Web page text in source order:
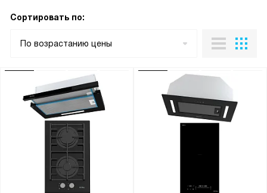
Сортировать по:
По возрастанию цены